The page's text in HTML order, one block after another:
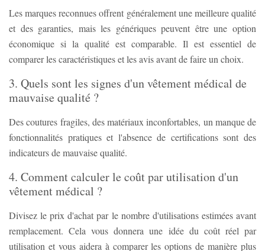
Les marques reconnues offrent généralement une meilleure qualité
et des garanties, mais les génériques peuvent être une option
économique si la qualité est comparable. Il est essentiel de
comparer les caractéristiques et les avis avant de faire un choix.
3. Quels sont les signes d'un vêtement médical de
mauvaise qualité ?
Des coutures fragiles, des matériaux inconfortables, un manque de
fonctionnalités pratiques et l'absence de certifications sont des
indicateurs de mauvaise qualité.
4. Comment calculer le coût par utilisation d'un
vêtement médical ?
Divisez le prix d'achat par le nombre d'utilisations estimées avant
remplacement. Cela vous donnera une idée du coût réel par
utilisation et vous aidera à comparer les options de manière plus